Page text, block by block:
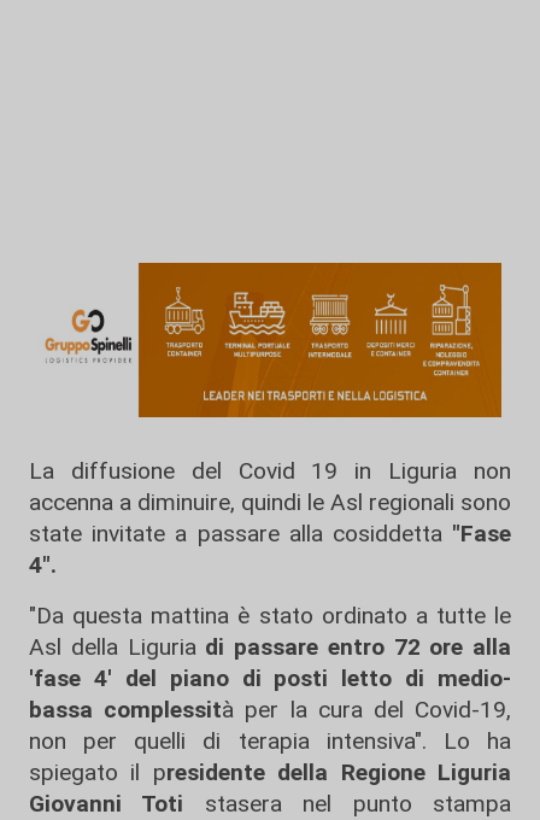
La diffusione del Covid 19 in Liguria non
accenna a diminuire, quindi le Asl regionali sono
state invitate a passare alla cosiddetta "Fase
4".
"Da questa mattina è stato ordinato a tutte le
Asl della Liguriadi passare entro 72 ore alla
'fase 4' del piano di posti letto di medio-
bassa complessità per la cura del Covid-19,
non per quelli di terapia intensiva". Lo ha
spiegato il presidente della Regione Liguria
Giovanni Toti stasera nel punto stampa